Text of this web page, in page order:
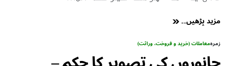
مزید پڑھیں۔۔
زمرہمعاملات (خرید و فروخت، وراثت)